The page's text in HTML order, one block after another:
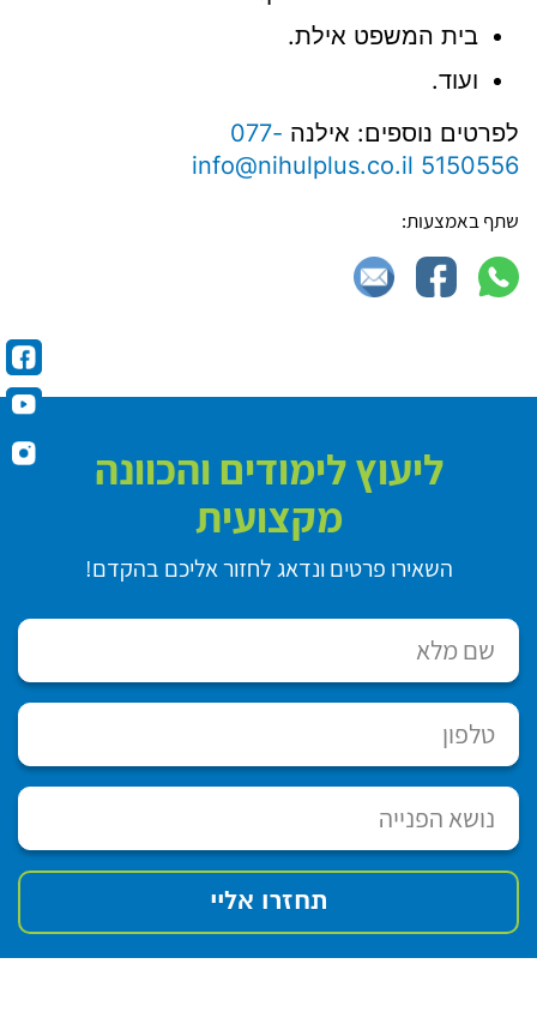
בית המשפט אילת.
ועוד.
לפרטים נוספים: אילנה 077-
5150556
info@nihulplus.co.il
שתף באמצעות:
ליעוץ לימודים והכוונה
מקצועית
השאירו פרטים ונדאג לחזור אליכם בהקדם!